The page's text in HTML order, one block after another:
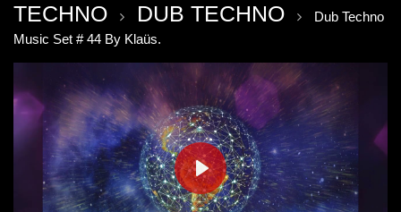
TECHNO DUB TECHNO
Dub Techno
Music Set # 44 By Klaüs.
PLAY